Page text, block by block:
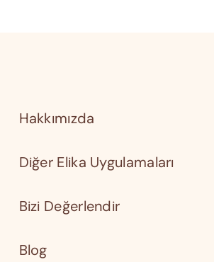
Hakkımızda
Diğer Elika Uygulamaları
Bizi Değerlendir
Blog